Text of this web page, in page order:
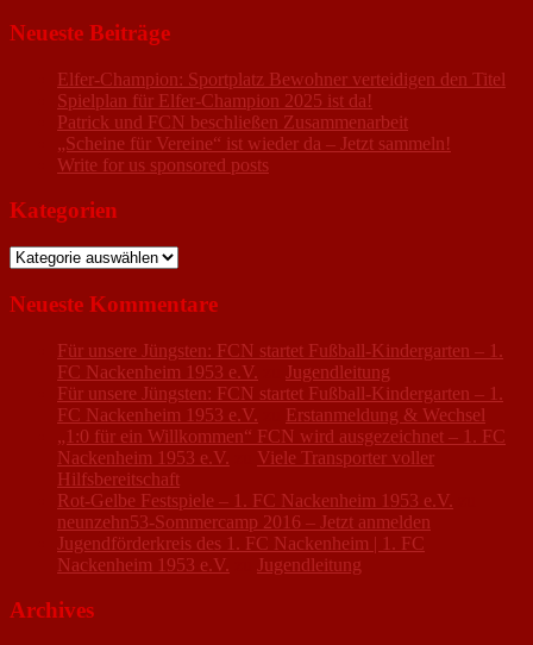
Neueste Beiträge
Elfer-Champion: Sportplatz Bewohner verteidigen den Titel
Spielplan für Elfer-Champion 2025 ist da!
Patrick und FCN beschließen Zusammenarbeit
„Scheine für Vereine“ ist wieder da – Jetzt sammeln!
Write for us sponsored posts
Kategorien
Kategorien
Neueste Kommentare
Für unsere Jüngsten: FCN startet Fußball-Kindergarten – 1.
FC Nackenheim 1953 e.V.
Jugendleitung
Für unsere Jüngsten: FCN startet Fußball-Kindergarten – 1.
FC Nackenheim 1953 e.V.
Erstanmeldung & Wechsel
„1:0 für ein Willkommen“ FCN wird ausgezeichnet – 1. FC
Nackenheim 1953 e.V.
Viele Transporter voller
Hilfsbereitschaft
Rot-Gelbe Festspiele – 1. FC Nackenheim 1953 e.V.
neunzehn53-Sommercamp 2016 – Jetzt anmelden
Jugendförderkreis des 1. FC Nackenheim | 1. FC
Nackenheim 1953 e.V.
Jugendleitung
Archives